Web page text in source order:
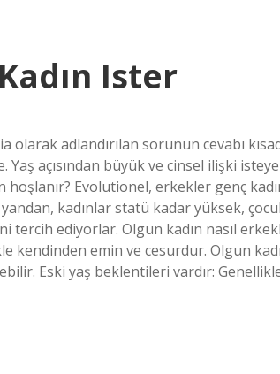
Ister
adlandırılan sorunun cevabı
açısından büyük ve cinsel ilişki
Evolutionel, erkekler genç
kadınlar statü kadar yüksek,
tercih ediyorlar. Olgun kadın nasıl
kendinden emin ve cesurdur. Olgun
Eski yaş beklentileri vardır: